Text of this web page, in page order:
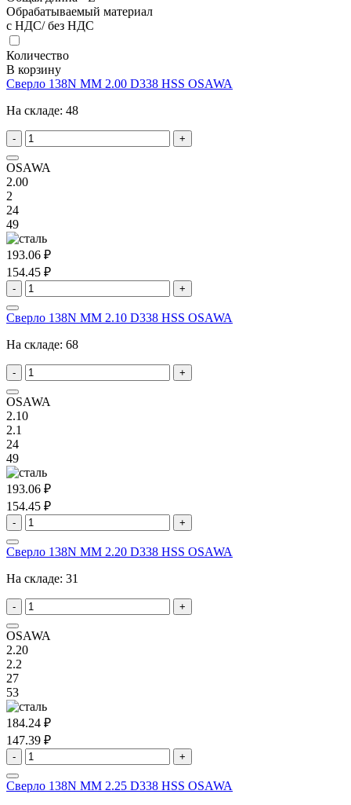
Обрабатываемый материал
с НДС/ без НДС
Количество
В корзину
Сверло 138N MM 2.00 D338 HSS OSAWA
На складе: 48
- +
OSAWA
2.00
2
24
49
193.06 ₽
154.45 ₽
- +
Сверло 138N MM 2.10 D338 HSS OSAWA
На складе: 68
- +
OSAWA
2.10
2.1
24
49
193.06 ₽
154.45 ₽
- +
Сверло 138N MM 2.20 D338 HSS OSAWA
На складе: 31
- +
OSAWA
2.20
2.2
27
53
184.24 ₽
147.39 ₽
- +
Сверло 138N MM 2.25 D338 HSS OSAWA